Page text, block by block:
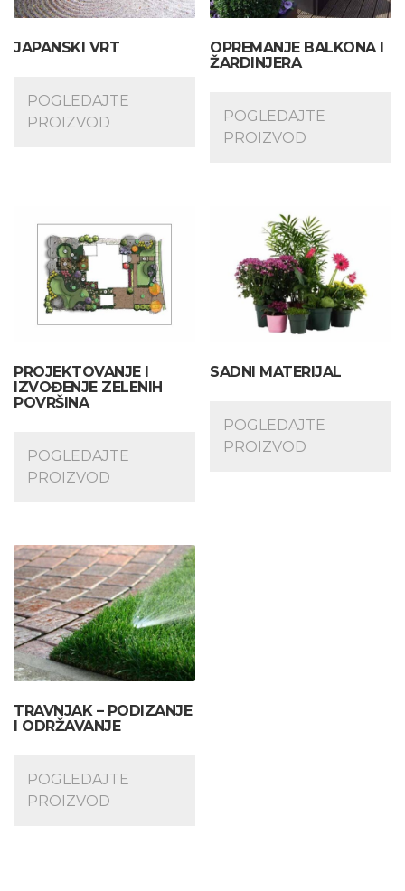
JAPANSKI VRT
POGLEDAJTE
PROIZVOD
OPREMANJE BALKONA I
ŽARDINJERA
POGLEDAJTE
PROIZVOD
PROJEKTOVANJE I
IZVOĐENJE ZELENIH
POVRŠINA
POGLEDAJTE
PROIZVOD
SADNI MATERIJAL
POGLEDAJTE
PROIZVOD
TRAVNJAK – PODIZANJE
I ODRŽAVANJE
POGLEDAJTE
PROIZVOD